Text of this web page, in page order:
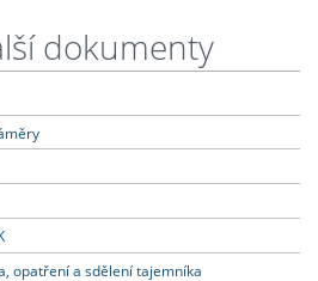
dokumenty
opatření a sdělení tajemníka